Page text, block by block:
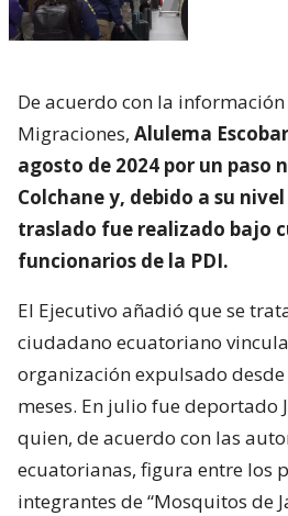
De acuerdo con la
Migraciones, Alulema
agosto de 2024 por un paso
Colchane y, debido a su
traslado fue realizado bajo
funcionarios de la PDI.
El Ejecutivo añadió que se
ciudadano ecuatoriano
organización expulsado
meses. En julio fue deportado
quien, de acuerdo con las
ecuatorianas, figura entre los
integrantes de “Mosquitos de